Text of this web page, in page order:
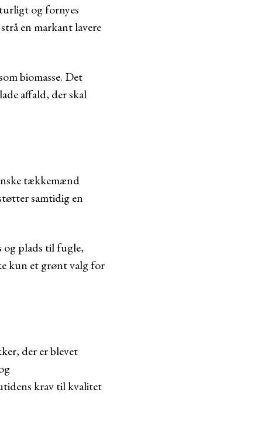
og fornyes
en markant lavere
biomasse. Det
affald, der skal
tækkemænd
samtidig en
og plads til fugle,
kun et grønt valg for
der er blevet
krav til kvalitet